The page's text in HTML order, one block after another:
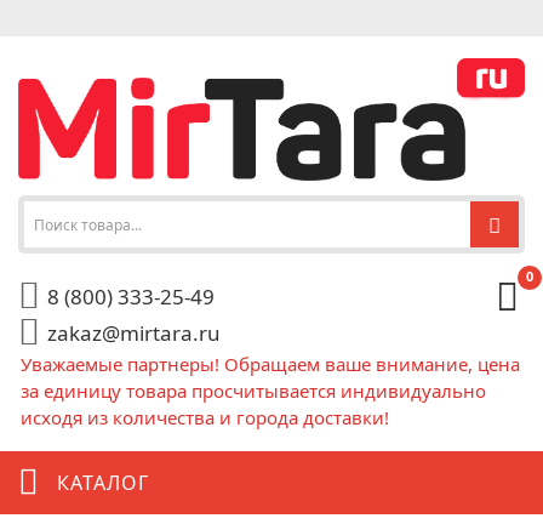
8 (800) 333-25-49
zakaz@mirtara.ru
0
Уважаемые партнеры! Обращаем ваше внимание, цена
за единицу товара просчитывается индивидуально
исходя из количества и города доставки!
КАТАЛОГ